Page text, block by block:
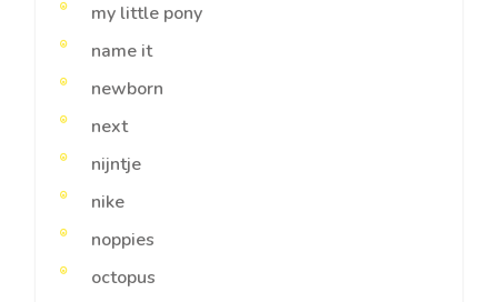
my little pony
name it
newborn
next
nijntje
nike
noppies
octopus